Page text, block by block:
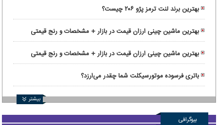
کاربری
بهترین برند لنت ترمز پژو ۲۰۶ چیست؟
بهترین ماشین چینی ارزان قیمت در بازار + مشخصات و رنج قیمتی
بهترین ماشین چینی ارزان قیمت در بازار + مشخصات و رنج قیمتی
باتری فرسوده موتورسیکلت شما چقدر می‌ارزد؟
بیشتر
بیوگرافی